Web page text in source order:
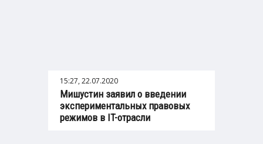
15:27, 22.07.2020
Мишустин заявил о введении
экспериментальных правовых
режимов в IT-отрасли